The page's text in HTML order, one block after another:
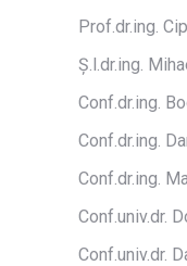
Prof.dr.ing.
Ș.l.dr.ing.
Conf.dr.ing.
Conf.dr.ing.
Conf.dr.ing.
Conf.univ.dr.
Conf.univ.dr.